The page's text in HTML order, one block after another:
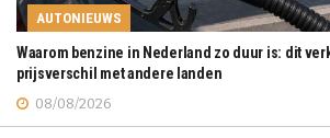
AUTONIEUWS
Waarom benzine in Nederland zo duur is: dit
prijsverschil met andere landen
08/08/2026